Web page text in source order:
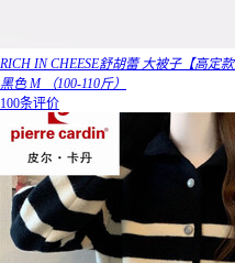
RICH IN CHEESE舒胡蕾 大被子【高定
黑色 M （100-110斤）
100条评价